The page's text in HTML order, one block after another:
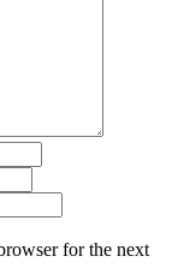
for the next